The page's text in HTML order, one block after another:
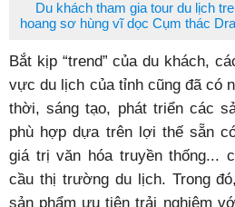
Du khách tham gia tour du lịch
hoang sơ hùng vĩ dọc Cụm thác
Bắt kịp “trend” của du khách,
vực du lịch của tỉnh cũng đã có
thời, sáng tạo, phát triển các
phù hợp dựa trên lợi thế sẵn
giá trị văn hóa truyền thống...
cầu thị trường du lịch. Trong
sản phẩm ưu tiên trải nghiệm